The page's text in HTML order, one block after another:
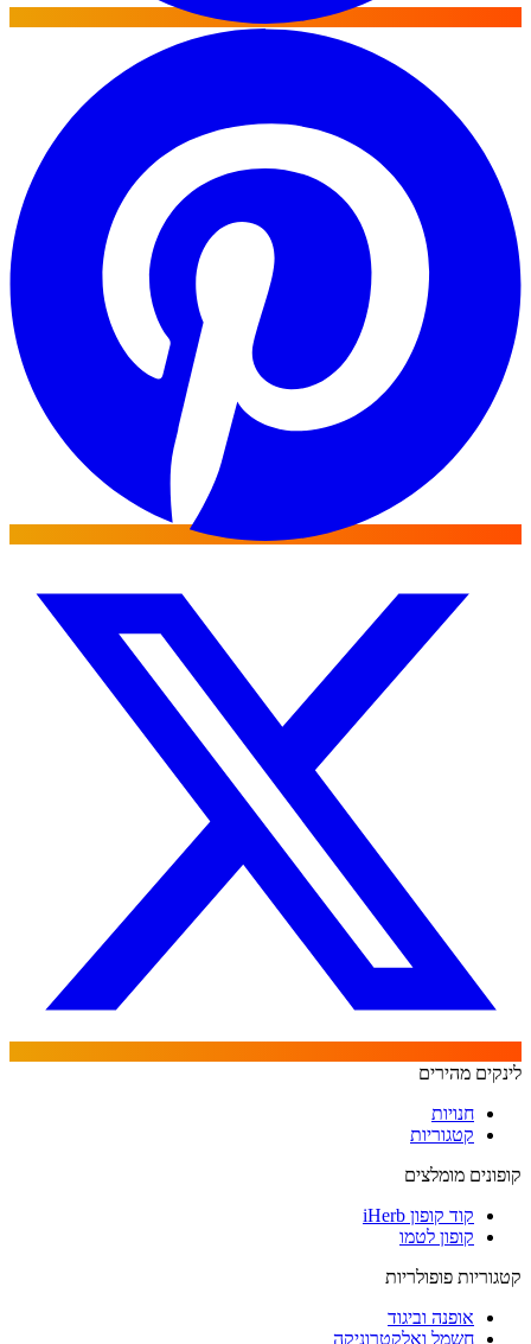
לינקים מהירים
חנויות
קטגוריות
קופונים מומלצים
קוד קופון iHerb
קופון לטמו
קטגוריות פופולריות
אופנה וביגוד
חשמל ואלקטרוניקה